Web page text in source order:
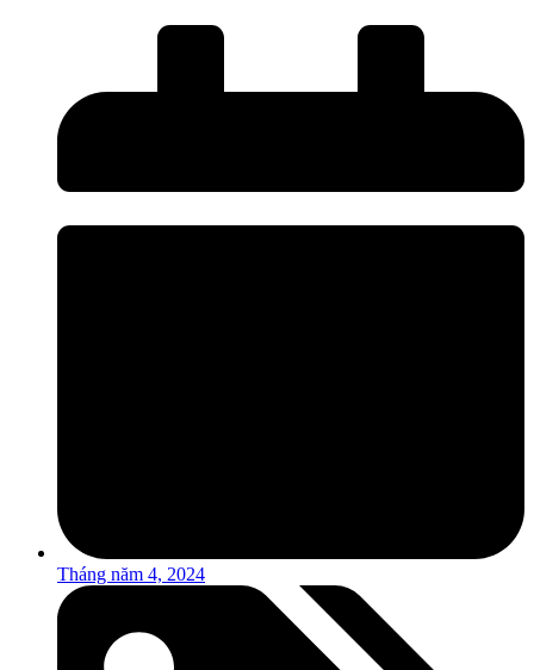
Tháng năm 4, 2024